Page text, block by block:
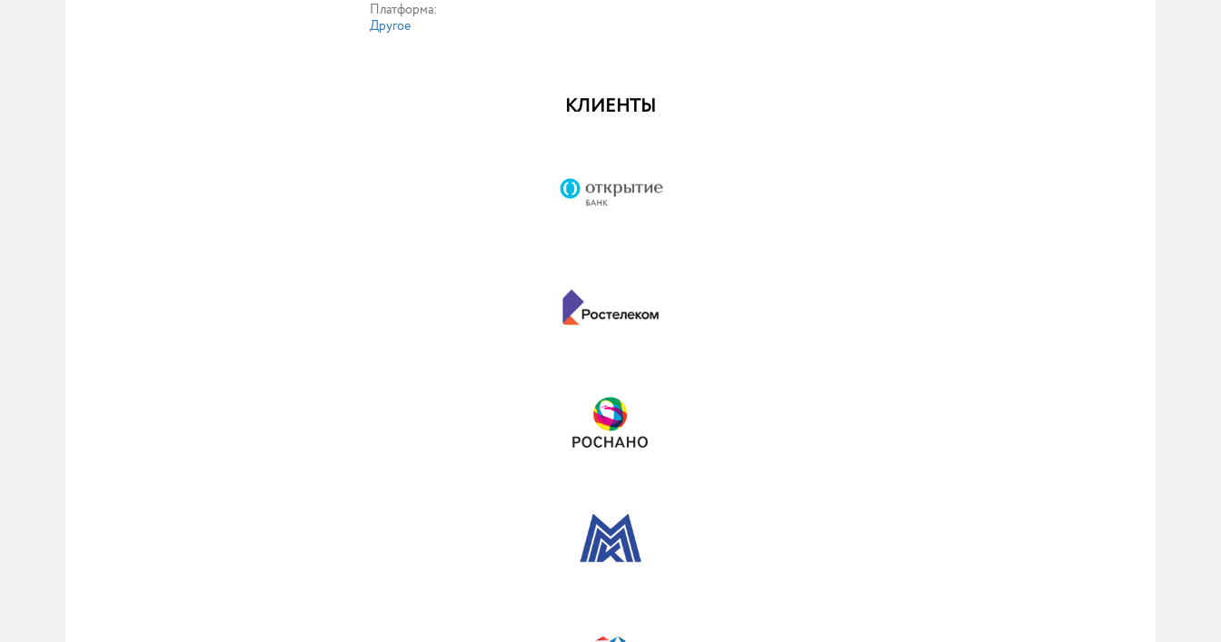
Платформа:
Другое
КЛИЕНТЫ